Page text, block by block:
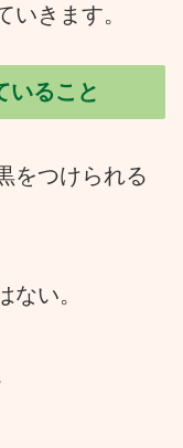
いきます。
いること
をつけられる
ない。